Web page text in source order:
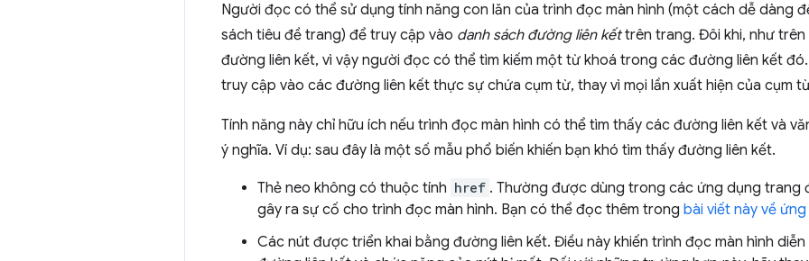
Người đọc có thể sử dụng tính năng con lăn của trình đọc màn hình (một cách dễ dàng
sách tiêu đề trang) để truy cập vào danh sách đường liên kếttrên trang. Đôi khi, như trên
đường liên kết, vì vậy người đọc có thể tìm kiếm một từ khoá trong các đường liên kết
truy cập vào các đường liên kết thực sự chứa cụm từ, thay vì mọi lần xuất hiện của cụm
Tính năng này chỉ hữu ích nếu trình đọc màn hình có thể tìm thấy các đường liên kết và
ý nghĩa. Ví dụ: sau đây là một số mẫu phổ biến khiến bạn khó tìm thấy đường liên kết.
Thẻ neo không có thuộc tính href . Thường được dùng trong các ứng dụng trang
gây ra sự cố cho trình đọc màn hình. Bạn có thể đọc thêm trong bài viết này về
Các nút được triển khai bằng đường liên kết. Điều này khiến trình đọc màn hình